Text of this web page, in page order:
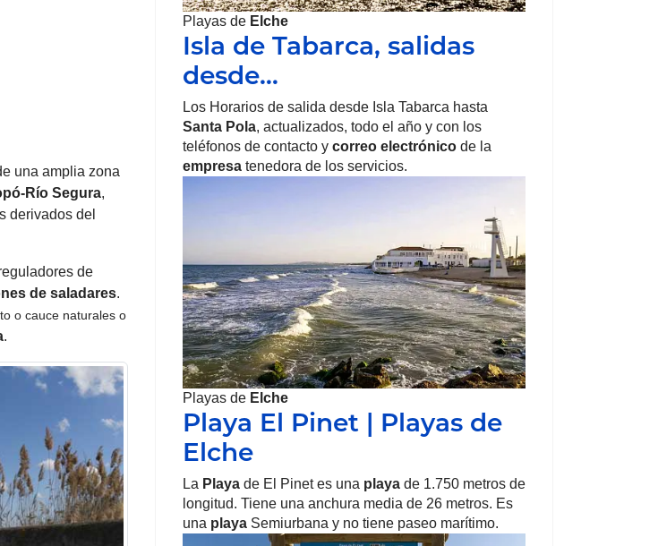
una amplia zona
Río Segura,
derivados del
de
de saladares.
o cauce naturales o
.
Playas de Elche
Isla de Tabarca, salidas
desde…
Los Horarios de salida desde Isla Tabarca hasta
Santa Pola, actualizados, todo el año y con los
teléfonos de contacto y correo electrónico de la
empresa tenedora de los servicios.
Playas de Elche
Playa El Pinet | Playas de
Elche
La Playa de El Pinet es una playa de 1.750 metros de
longitud. Tiene una anchura media de 26 metros. Es
una playa Semiurbana y no tiene paseo marítimo.